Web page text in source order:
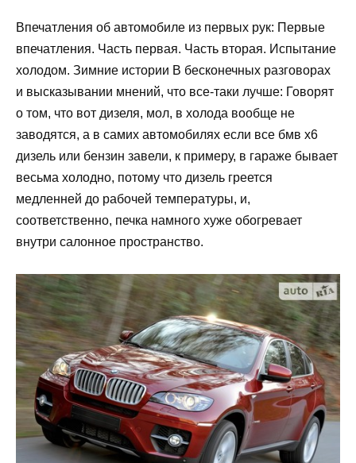
Впечатления об автомобиле из первых рук: Первые
впечатления. Часть первая. Часть вторая. Испытание
холодом. Зимние истории В бесконечных разговорах
и высказывании мнений, что все-таки лучше: Говорят
о том, что вот дизеля, мол, в холода вообще не
заводятся, а в самих автомобилях если все бмв х6
дизель или бензин завели, к примеру, в гараже бывает
весьма холодно, потому что дизель греется
медленней до рабочей температуры, и,
соответственно, печка намного хуже обогревает
внутри салонное пространство.